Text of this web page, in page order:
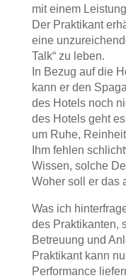
mit einem
Der Praktikant
eine
Talk“ zu leben.
In Bezug auf die
kann er den
des Hotels noch
des Hotels geht
um Ruhe,
Ihm fehlen
Wissen, solche
Woher soll er das
Was ich
des Praktikanten,
Betreuung und
Praktikant kann
Performance